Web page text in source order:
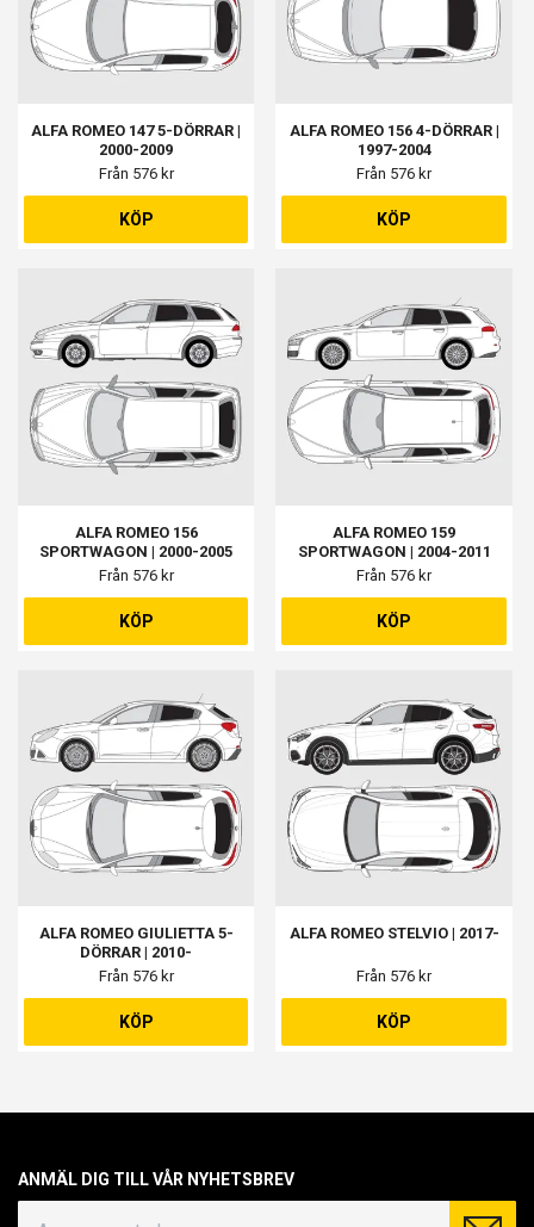
ALFA ROMEO 147 5-DÖRRAR |
2000-2009
Från 576 kr
KÖP
ALFA ROMEO 156 4-DÖRRAR |
1997-2004
Från 576 kr
KÖP
ALFA ROMEO 156
SPORTWAGON | 2000-2005
Från 576 kr
KÖP
ALFA ROMEO 159
SPORTWAGON | 2004-2011
Från 576 kr
KÖP
ALFA ROMEO GIULIETTA 5-
DÖRRAR | 2010-
Från 576 kr
KÖP
ALFA ROMEO STELVIO | 2017-
Från 576 kr
KÖP
ANMÄL DIG TILL VÅR NYHETSBREV